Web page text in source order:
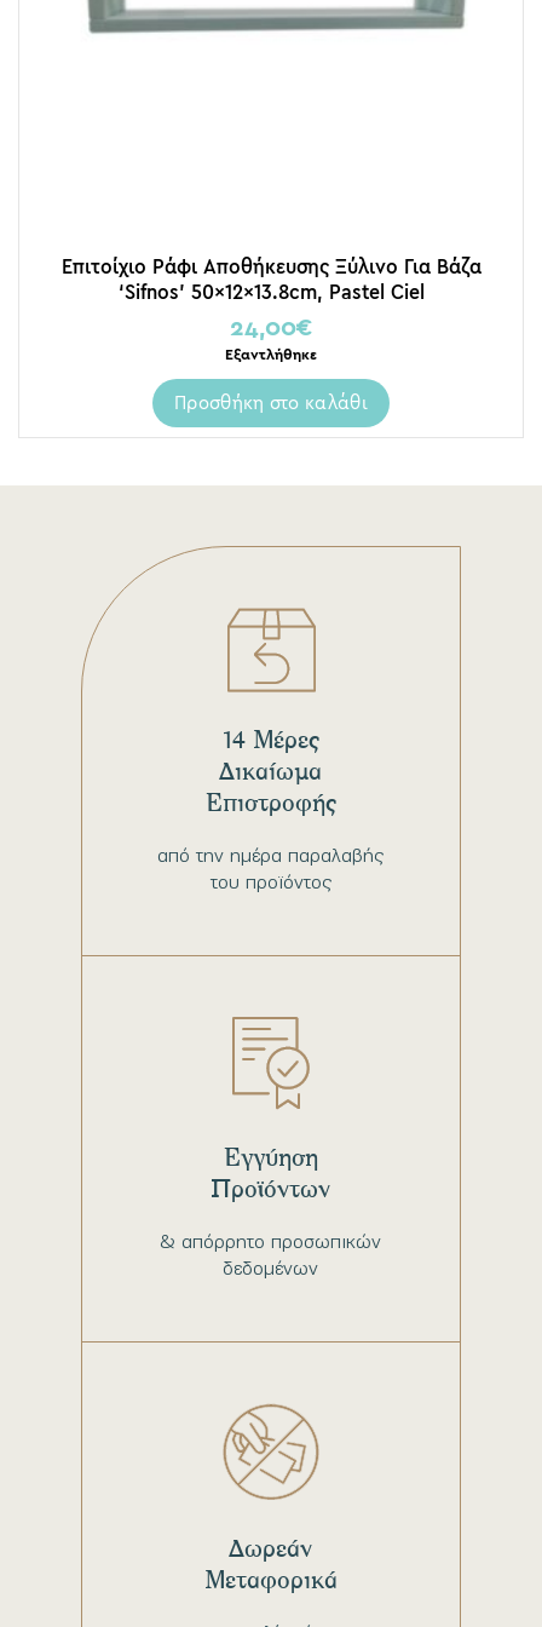
Επιτοίχιο Ράφι Αποθήκευσης Ξύλινο Για Βάζα
‘Sifnos’ 50x12x13.8cm, Pastel Ciel
24,00€
Εξαντλήθηκε
Προσθήκη στο καλάθι
από την ημέρα παραλαβής
του προϊόντος
14 Μέρες
Δικαίωμα
Επιστροφής
& απόρρητο προσωπικών
δεδομένων
Εγγύηση
Προϊόντων
Δωρεάν
Μεταφορικά